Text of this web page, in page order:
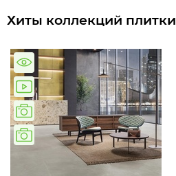
Хиты коллекций плитки